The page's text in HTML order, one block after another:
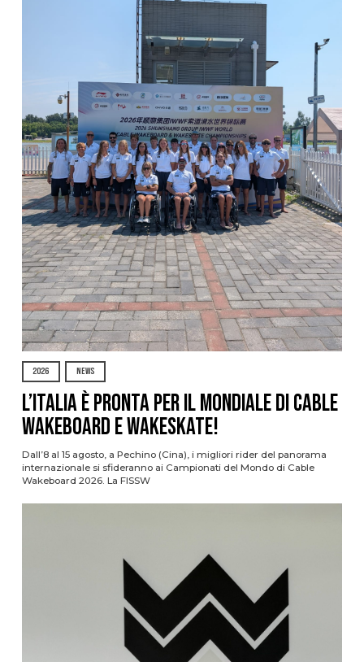
2026 NEWS
L’Italia è pronta per il Mondiale di Cable
Wakeboard e Wakeskate!
Dall’8 al 15 agosto, a Pechino (Cina), i migliori rider del panorama
internazionale si sfideranno ai Campionati del Mondo di Cable
Wakeboard 2026. La FISSW